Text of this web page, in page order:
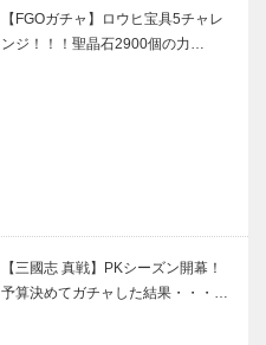
【FGOガチャ】ロウヒ宝具5チャレ
ンジ！！！聖晶石2900個の力…
【三國志 真戦】PKシーズン開幕！
予算決めてガチャした結果・・・…